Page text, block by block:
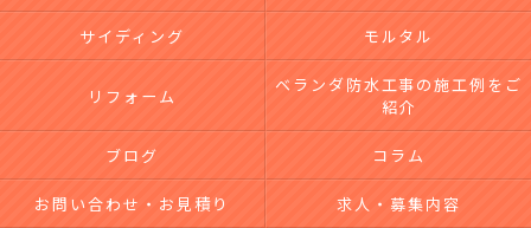
サイディング モルタル
リフォーム
ベランダ防水工事の施工例をご
紹介
ブログ コラム
お問い合わせ・お見積り 求人・募集内容